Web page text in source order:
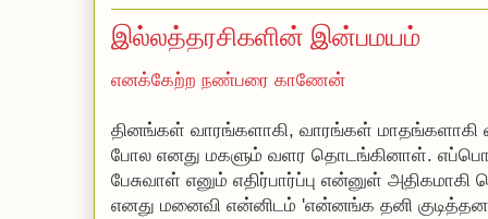
இல்லத்தரசிகளின் இன்பமயம்
எனக்கேற்ற நண்பரை காணேன்
தினங்கள் வாரங்களாகி, வாரங்கள்
போல எனது மகளும் வளர தொடங்கினாள்.
பேசுவாள் எனும் எதிர்பார்ப்பு என்னுள்
எனது மனைவி என்னிடம் 'என்னங்க தனி